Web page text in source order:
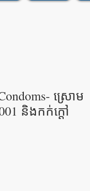
ស្រោម
និងកក់ក្តៅ